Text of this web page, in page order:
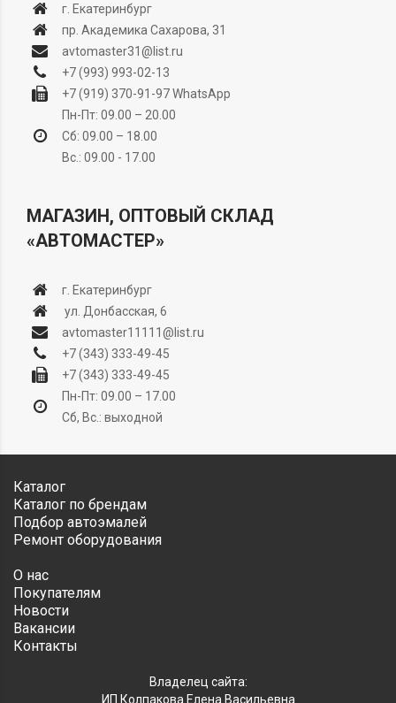
г. Екатеринбург
пр. Академика Сахарова, 31
avtomaster31@list.ru
+7 (993) 993-02-13
+7 (919) 370-91-97WhatsApp
Пн-Пт: 09.00 – 20.00
Сб: 09.00 – 18.00
Вс.: 09.00 - 17.00
МАГАЗИН, ОПТОВЫЙ СКЛАД
«АВТОМАСТЕР»
г. Екатеринбург
ул. Донбасская, 6
avtomaster11111@list.ru
+7 (343) 333-49-45
+7 (343) 333-49-45
Пн-Пт: 09.00 – 17.00
Сб, Вс.: выходной
Каталог
Каталог по брендам
Подбор автоэмалей
Ремонт оборудования
О нас
Покупателям
Новости
Вакансии
Контакты
Владелец сайта:
ИП Колпакова Елена Васильевна